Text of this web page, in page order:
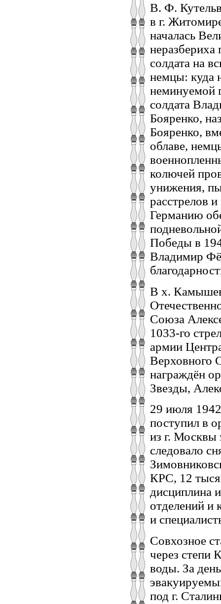
В. Ф.
в г.
началась
солдата на
немцы: куда
неминуемой
солдата
Бояренко,
Бояренко,
облаве,
колючей
унижения,
расстрелов
Германию
Победы в
Владимир
В х. Камышев
Союза
1033-го
армии
Верховного
награждён
Звезды,
29 июля 1942
поступил в
из г. Москвы
следовало
КРС, 12
дисциплина
отделений и
и
Совхозное
через степи
воды. За
под г.